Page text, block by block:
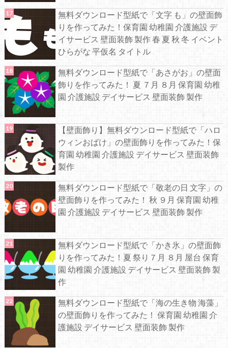
無料ダウンロード型紙で「文字 も」の壁面飾
りを作ってみた！保育園 幼稚園 介護施設 デ
イサービス 壁面装飾 製作 春 夏 秋 冬 イベント
ひらがな 平仮名 タイトル
無料ダウンロード型紙で「あさがお」の壁面
飾りを作ってみた！ 夏 ７月 ８月 保育園 幼稚
園 介護施設 デイサービス 壁面装飾 製作
【壁面飾り】無料ダウンロード型紙で「ハロ
ウィンおばけ」の壁面飾りを作ってみた！保
育園 幼稚園 介護施設 デイサービス 壁面装飾
製作
無料ダウンロード型紙で「敬老の日 文字」の
壁面飾りを作ってみた！ 秋 ９月 保育園 幼稚
園 介護施設 デイサービス 壁面装飾 製作
無料ダウンロード型紙で「かき氷」の壁面飾
りを作ってみた！夏 祭り７月 ８月 屋台 保育
園 幼稚園 介護施設 デイサービス 壁面装飾 製
作
無料ダウンロード型紙で「海の生き物 海藻」
の壁面飾りを作ってみた！ 保育園 幼稚園 介
護施設 デイサービス 壁面装飾 製作